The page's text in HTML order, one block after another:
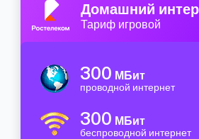
Домашний
Тариф игровой
300 МБит
проводной интернет
300 МБит
беспроводной интернет